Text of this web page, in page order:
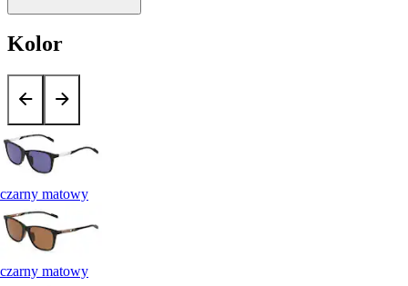
Kolor
czarny matowy
czarny matowy